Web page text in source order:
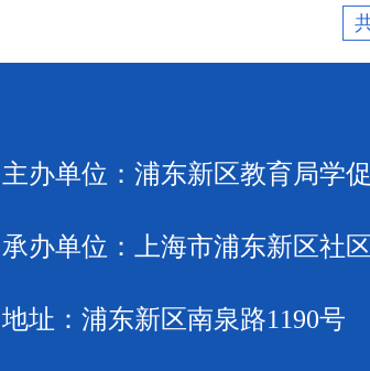
主办单位： 浦东新区教育局学
承办单位： 上海市浦东新区社
地址： 浦东新区南泉路1190号